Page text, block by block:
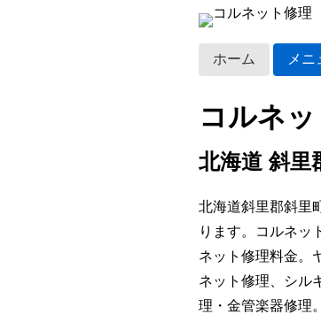
ホーム メニ
コルネ
北海道 斜里
北海道斜里郡斜里
ります。コルネッ
ネット修理料金。
ネット修理、シル
理・金管楽器修理